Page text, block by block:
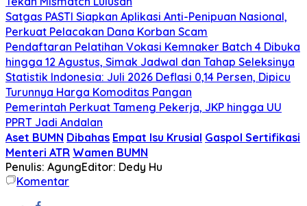
Satgas PASTI Siapkan Aplikasi Anti-Penipuan Nasional,
Perkuat Pelacakan Dana Korban Scam
Pendaftaran Pelatihan Vokasi Kemnaker Batch 4 Dibuka
hingga 12 Agustus, Simak Jadwal dan Tahap Seleksinya
Statistik Indonesia: Juli 2026 Deflasi 0,14 Persen, Dipicu
Turunnya Harga Komoditas Pangan
Pemerintah Perkuat Tameng Pekerja, JKP hingga UU
PPRT Jadi Andalan
Aset BUMN Dibahas Empat Isu Krusial Gaspol Sertifikasi
Menteri ATR Wamen BUMN
Penulis: AgungEditor: Dedy Hu
Komentar